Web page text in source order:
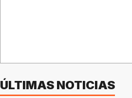
ÚLTIMAS NOTICIAS